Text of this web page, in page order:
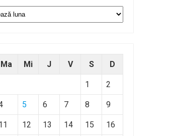
Ma Mi J V S D
1 2
5 6 7 8 9
12 13 14 15 16